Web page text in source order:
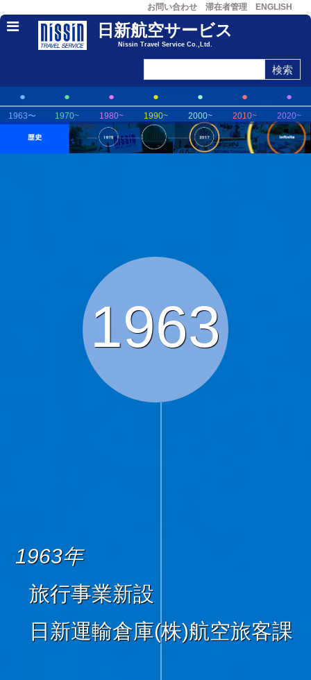
お問い合わせ 滞在者管理 ENGLISH
日新航空サービス
Nissin Travel Service Co.,Ltd.
1963
1963年
旅行事業新設
日新運輸倉庫(株)航空旅客課
●
1963〜
●
1970~
●
1980~
●
1990~
●
2000~
●
2010~
●
2020~